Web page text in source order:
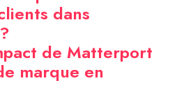
dans
de Matterport
marque en